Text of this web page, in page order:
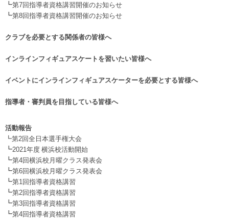
┗第7回指導者資格講習開催のお知らせ
┗第8回指導者資格講習開催のお知らせ
クラブを必要とする関係者の皆様へ
インラインフィギュアスケートを習いたい皆様へ
イベントにインラインフィギュアスケーターを必要とする皆様へ
指導者・審判員を目指している皆様へ
活動報告
┗第2回全日本選手権大会
┗2021年度 横浜校活動開始
┗第4回横浜校月曜クラス発表会
┗第6回横浜校月曜クラス発表会
┗第1回指導者資格講習
┗第2回指導者資格講習
┗第3回指導者資格講習
┗第4回指導者資格講習